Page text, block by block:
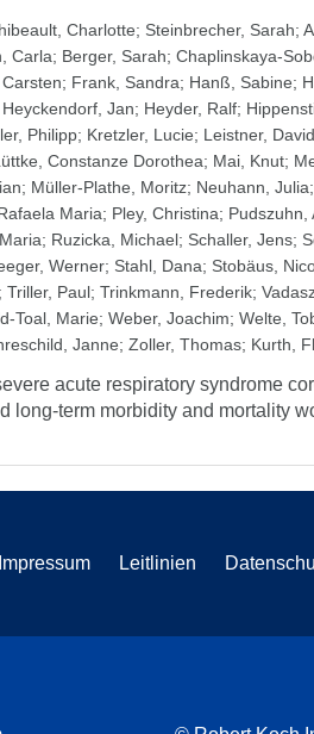
Charlotte; Steinbrecher, Sarah;
Carla; Berger, Sarah; Chaplinskaya-
; Frank, Sandra; Hanß, Sabine;
Heyckendorf, Jan; Heyder, Ralf;
Philipp; Kretzler, Lucie; Leistner,
Constanze Dorothea; Mai, Knut;
; Müller-Plathe, Moritz; Neuhann, Julia;
Maria; Pley, Christina; Pudszuhn,
; Ruzicka, Michael; Schaller, Jens;
Werner; Stahl, Dana; Stobäus,
; Triller, Paul; Trinkmann, Frederik;
Toal, Marie; Weber, Joachim; Welte,
Janne; Zoller, Thomas; Kurth,
acute respiratory syndrome
long-term morbidity and mortality
Impressum Leitlinien